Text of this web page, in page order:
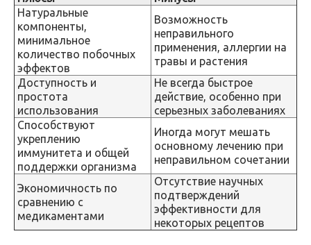
Натуральные
компоненты,
минимальное
количество побочных
эффектов
Возможность
неправильного
применения, аллергии на
травы и растения
Доступность и
простота
использования
Не всегда быстрое
действие, особенно при
серьезных заболеваниях
Способствуют
укреплению
иммунитета и общей
поддержки организма
Иногда могут мешать
основному лечению при
неправильном сочетании
Экономичность по
сравнению с
медикаментами
Отсутствие научных
подтверждений
эффективности для
некоторых рецептов